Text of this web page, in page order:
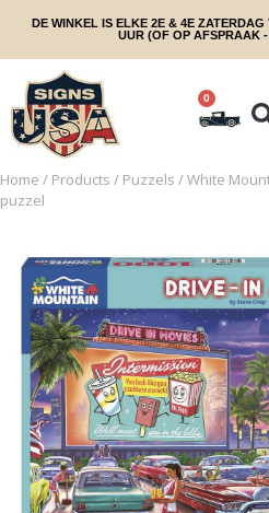
DE WINKEL IS ELKE 2E & 4E
UUR (OF OP AFSPRAAK
0
Home / Products / Puzzels /White
puzzel